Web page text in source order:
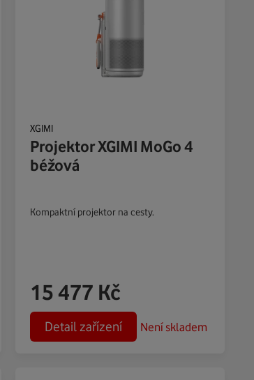
XGIMI
Projektor XGIMI MoGo 4
béžová
Kompaktní projektor na cesty.
15 477 Kč
Detail zařízení Není skladem